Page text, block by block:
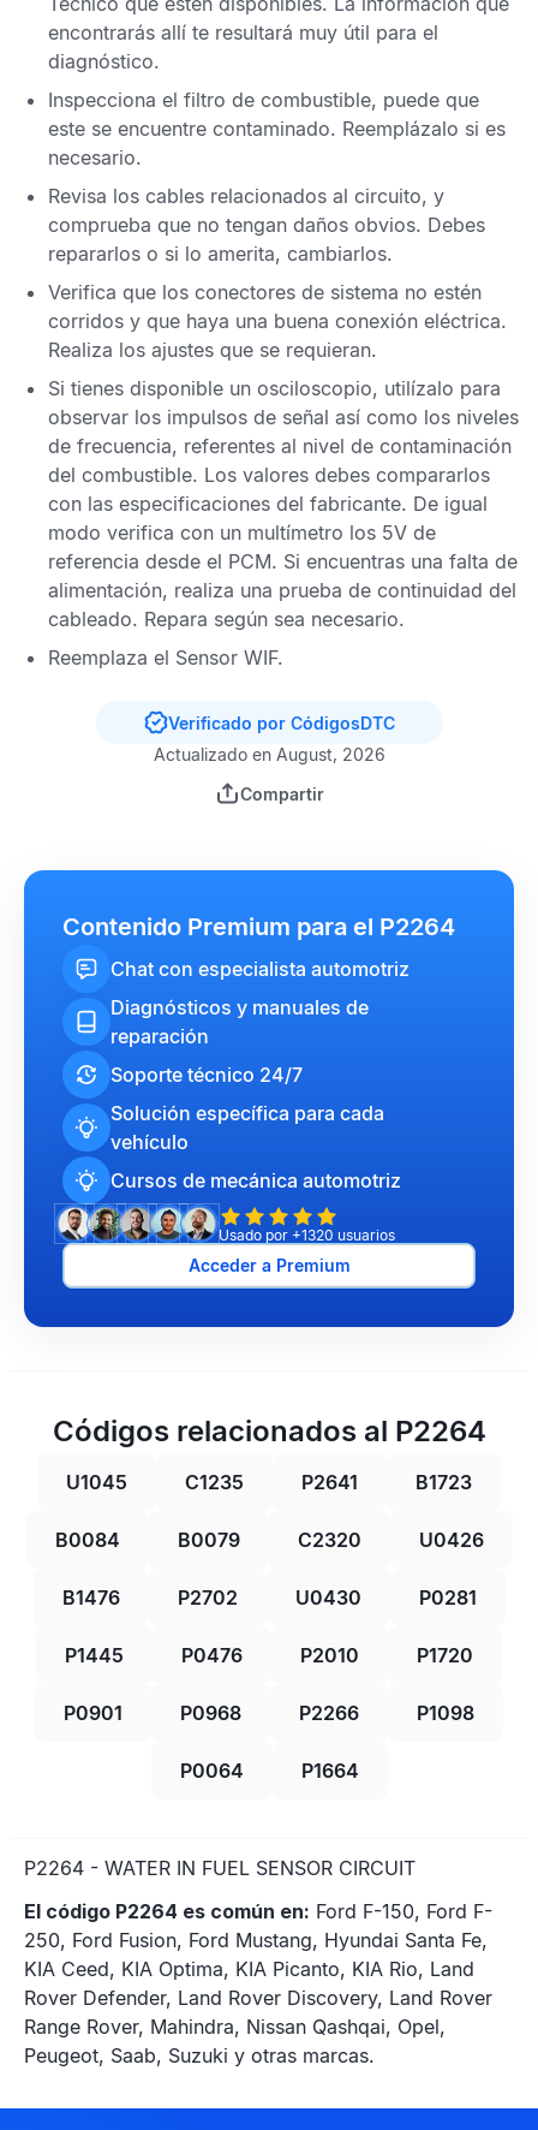
encontrarás allí te resultará muy útil para el
diagnóstico.
Inspecciona el filtro de combustible, puede que
este se encuentre contaminado. Reemplázalo si es
necesario.
Revisa los cables relacionados al circuito, y
comprueba que no tengan daños obvios. Debes
repararlos o si lo amerita, cambiarlos.
Verifica que los conectores de sistema no estén
corridos y que haya una buena conexión eléctrica.
Realiza los ajustes que se requieran.
Si tienes disponible un osciloscopio, utilízalo para
observar los impulsos de señal así como los niveles
de frecuencia, referentes al nivel de contaminación
del combustible. Los valores debes compararlos
con las especificaciones del fabricante. De igual
modo verifica con un multímetro los 5V de
referencia desde el PCM. Si encuentras una falta de
alimentación, realiza una prueba de continuidad del
cableado. Repara según sea necesario.
Reemplaza el Sensor WIF.
Verificado por CódigosDTC
Actualizado en August, 2026
Compartir
Contenido Premium para el P2264
Chat con especialista automotriz
Diagnósticos y manuales de
reparación
Soporte técnico 24/7
Solución específica para cada
vehículo
Cursos de mecánica automotriz
Usado por +1320 usuarios
Acceder a Premium
Códigos relacionados al P2264
U1045 C1235 P2641 B1723
B0084 B0079 C2320 U0426
B1476 P2702 U0430 P0281
P1445 P0476 P2010 P1720
P0901 P0968 P2266 P1098
P0064 P1664
P2264 - WATER IN FUEL SENSOR CIRCUIT
El código P2264 es común en: Ford F-150, Ford F-
250, Ford Fusion, Ford Mustang, Hyundai Santa Fe,
KIA Ceed, KIA Optima, KIA Picanto, KIA Rio, Land
Rover Defender, Land Rover Discovery, Land Rover
Range Rover, Mahindra, Nissan Qashqai, Opel,
Peugeot, Saab, Suzuki y otras marcas.